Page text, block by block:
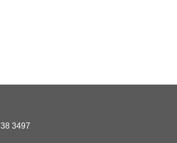
3497